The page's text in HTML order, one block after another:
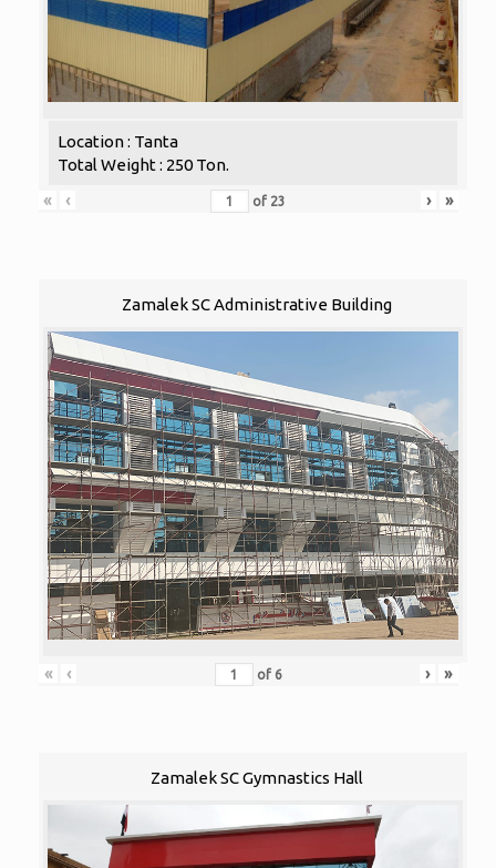
Location : Tanta
Total Weight : 250 Ton.
«
‹ of 23 › »
Zamalek SC Administrative Building
« ‹ of 6 › »
Zamalek SC Gymnastics Hall